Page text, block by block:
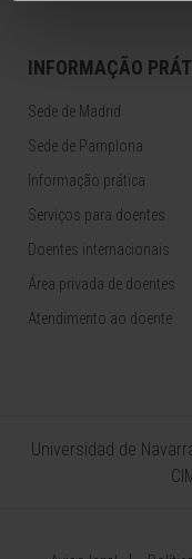
INFORMAÇÃO
Sede de Madrid
Sede de Pamplona
Informação prática
Serviços para doentes
Doentes internacionais
Área privada de doentes
Atendimento ao doente
Universidad de